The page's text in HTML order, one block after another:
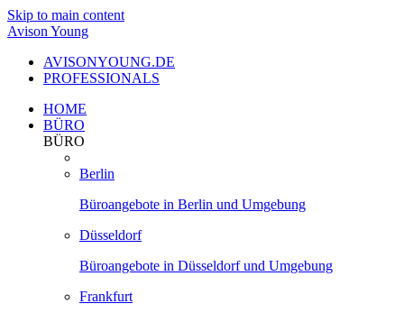
Skip to main content
Avison Young
AVISONYOUNG.DE
PROFESSIONALS
HOME
BÜRO
BÜRO
Berlin
Büroangebote in Berlin und Umgebung
Düsseldorf
Büroangebote in Düsseldorf und Umgebung
Frankfurt